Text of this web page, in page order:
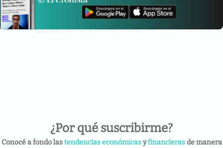
¿Por qué suscribirme?
Conocé a fondo lastendencias económicasyfinancierasde manera